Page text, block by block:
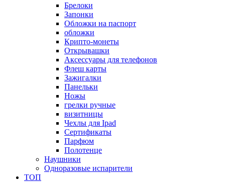
Брелоки
Запонки
Обложки на паспорт
обложки
Крипто-монеты
Открывашки
Аксессуары для телефонов
Флеш карты
Зажигалки
Панельки
Ножы
грелки ручные
визитницы
Чехлы для Ipad
Сертификаты
Парфюм
Полотенце
Наушники
Одноразовые испарители
ТОП